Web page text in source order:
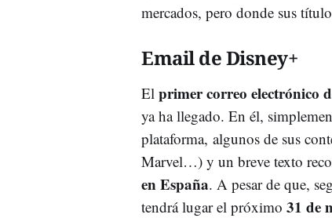
mercados, pero donde sus
Email de Disney+
El primer correo electrónico
ya ha llegado. En él,
plataforma, algunos de sus
Marvel…) y un breve texto
en España. A pesar de que,
tendrá lugar el próximo 31 de